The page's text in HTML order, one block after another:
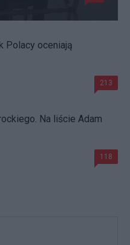
Polacy oceniają
213
Na liście Adam
118